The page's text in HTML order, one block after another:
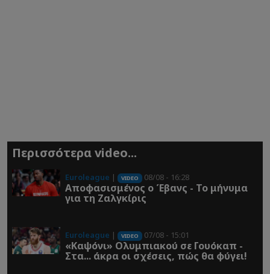
Περισσότερα video...
Euroleague | VIDEO 08/08 - 16:28
Αποφασισμένος ο Έβανς - Το μήνυμα
για τη Ζαλγκίρις
Euroleague | VIDEO 07/08 - 15:01
«Καψόνι» Ολυμπιακού σε Γουόκαπ -
Στα... άκρα οι σχέσεις, πώς θα φύγει!